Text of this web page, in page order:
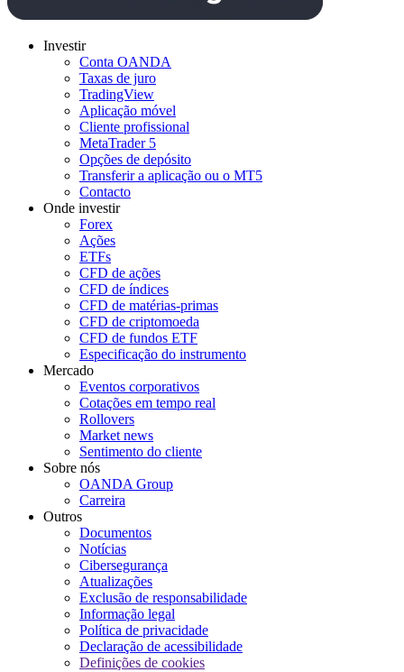
Investir
Conta OANDA
Taxas de juro
TradingView
Aplicação móvel
Cliente profissional
MetaTrader 5
Opções de depósito
Transferir a aplicação ou o MT5
Contacto
Onde investir
Forex
Ações
ETFs
CFD de ações
CFD de índices
CFD de matérias-primas
CFD de criptomoeda
CFD de fundos ETF
Especificação do instrumento
Mercado
Eventos corporativos
Cotações em tempo real
Rollovers
Market news
Sentimento do cliente
Sobre nós
OANDA Group
Carreira
Outros
Documentos
Notícias
Cibersegurança
Atualizações
Exclusão de responsabilidade
Informação legal
Política de privacidade
Declaração de acessibilidade
Definições de cookies